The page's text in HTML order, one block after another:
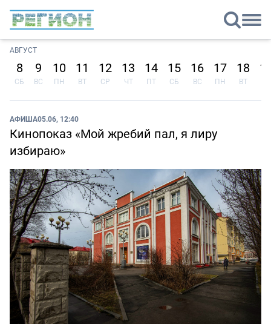
АВГУСТ
8
СБ
9
ВС
10
ПН
11
ВТ
12
СР
13
ЧТ
14
ПТ
15
СБ
16
ВС
17
ПН
18
ВТ
АФИША05.06, 12:40
Кинопоказ «Мой жребий пал, я лиру
избираю»